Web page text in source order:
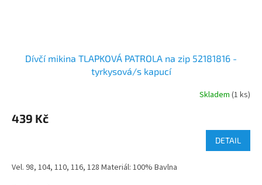
Dívčí mikina TLAPKOVÁ PATROLA na zip 52181816 -
tyrkysová/s kapucí
Skladem (1 ks)
439 Kč
DETAIL
Vel. 98, 104, 110, 116, 128 Materiál: 100% Bavlna